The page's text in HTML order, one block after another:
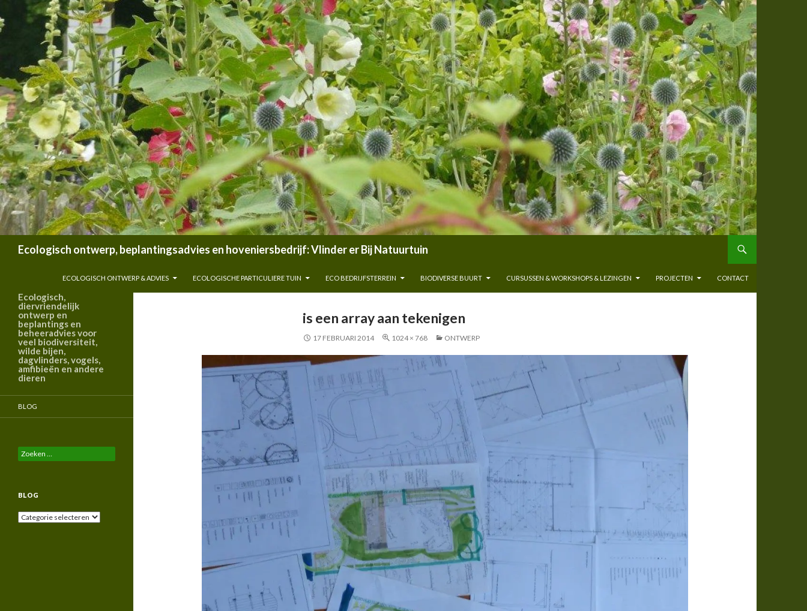
Ecologisch ontwerp, beplantingsadvies en hoveniersbedrijf: Vlinder er Bij Natuurtuin
ECOLOGISCH ONTWERP & ADVIES
ECOLOGISCHE PARTICULIERE TUIN ECO BEDRIJFSTERREIN BIODIVERSE BUURT CURSUSSEN & WORKSHOPS & LEZINGEN PROJECTEN CONTACT
is een array aan tekenigen
17 FEBRUARI 2014 1024 × 768 ONTWERP
Ecologisch,
diervriendelijk
ontwerp en
beplantings en
beheeradvies voor
veel biodiversiteit,
wilde bijen,
dagvlinders, vogels,
amfibieën en andere
dieren
BLOG
Zoeken
naar:
BLOG
Blog